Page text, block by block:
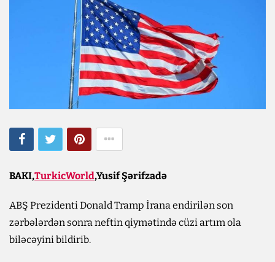
BAKI,TurkicWorld,Yusif Şərifzadə
ABŞ Prezidenti Donald Tramp İrana endirilən son
zərbələrdən sonra neftin qiymətində cüzi artım ola
biləcəyini bildirib.